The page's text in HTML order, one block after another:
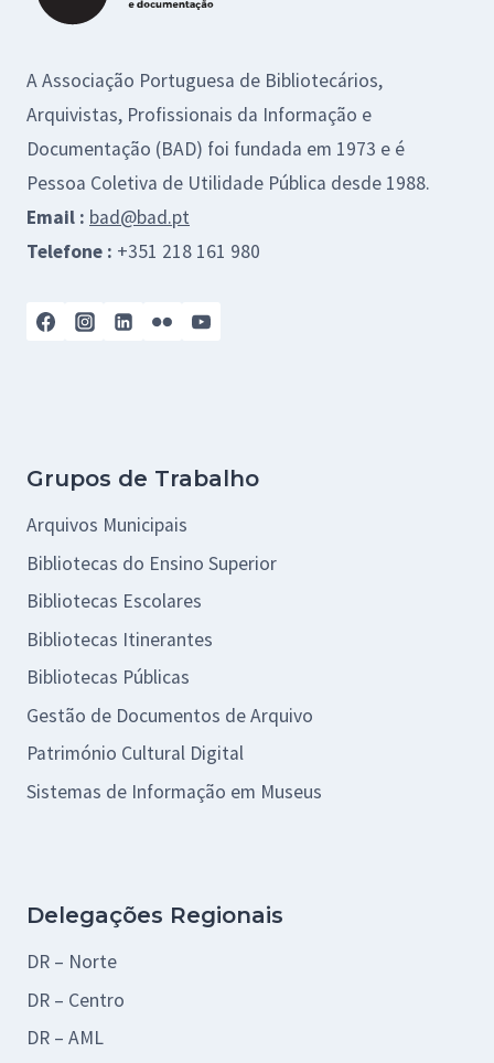
A Associação Portuguesa de Bibliotecários,
Arquivistas, Profissionais da Informação e
Documentação (BAD) foi fundada em 1973 e é
Pessoa Coletiva de Utilidade Pública desde 1988.
Email : bad@bad.pt
Telefone : +351 218 161 980
Grupos de Trabalho
Arquivos Municipais
Bibliotecas do Ensino Superior
Bibliotecas Escolares
Bibliotecas Itinerantes
Bibliotecas Públicas
Gestão de Documentos de Arquivo
Património Cultural Digital
Sistemas de Informação em Museus
Delegações Regionais
DR – Norte
DR – Centro
DR – AML